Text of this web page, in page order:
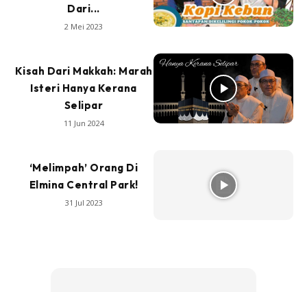
Dari...
2 Mei 2023
Kisah Dari Makkah: Marah
Isteri Hanya Kerana
Selipar
11 Jun 2024
‘Melimpah’ Orang Di
Elmina Central Park!
31 Jul 2023